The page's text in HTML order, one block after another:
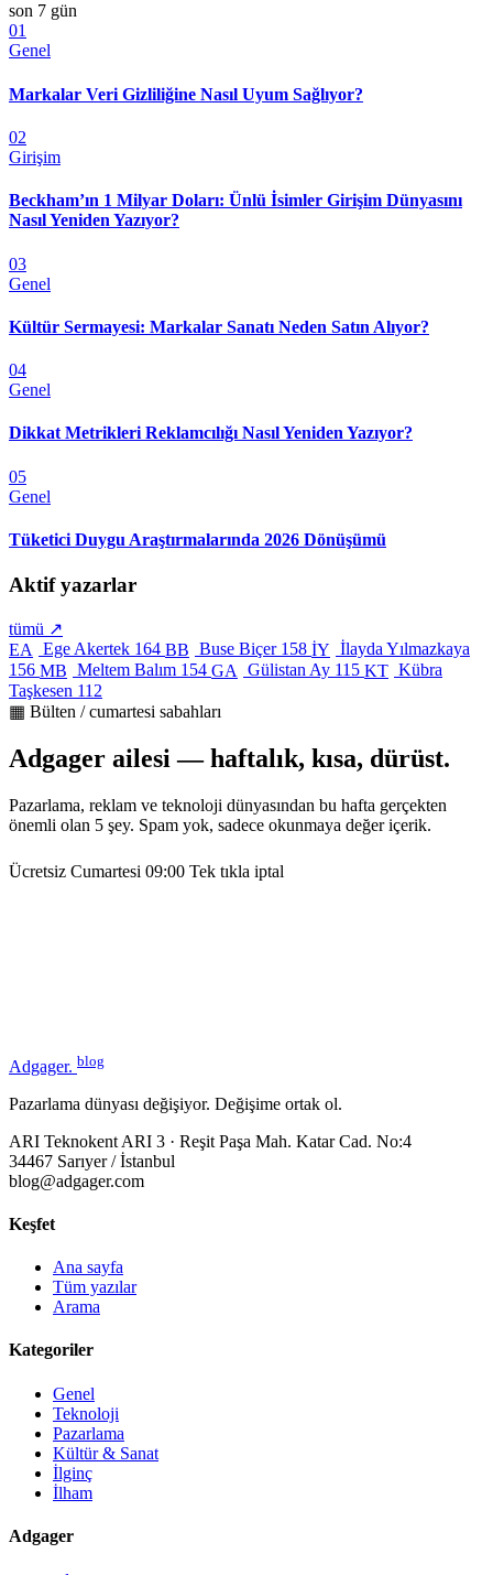
son 7 gün
01
Genel
Markalar Veri Gizliliğine Nasıl Uyum Sağlıyor?
02
Girişim
Beckham’ın 1 Milyar Doları: Ünlü İsimler Girişim Dünyasını
Nasıl Yeniden Yazıyor?
03
Genel
Kültür Sermayesi: Markalar Sanatı Neden Satın Alıyor?
04
Genel
Dikkat Metrikleri Reklamcılığı Nasıl Yeniden Yazıyor?
05
Genel
Tüketici Duygu Araştırmalarında 2026 Dönüşümü
Aktif yazarlar
tümü ↗
EA
Ege Akertek 164 BB Buse Biçer 158 İY İlayda Yılmazkaya
156 MB Meltem Balım 154 GA Gülistan Ay 115 KT Kübra
Taşkesen 112
▦ Bülten / cumartesi sabahları
Adgager ailesi — haftalık, kısa, dürüst.
Pazarlama, reklam ve teknoloji dünyasından bu hafta gerçekten
önemli olan 5 şey. Spam yok, sadece okunmaya değer içerik.
Ücretsiz Cumartesi 09:00 Tek tıkla iptal
Adgager. blog
Pazarlama dünyası değişiyor. Değişime ortak ol.
ARI Teknokent ARI 3 · Reşit Paşa Mah. Katar Cad. No:4
34467 Sarıyer / İstanbul
blog@adgager.com
Keşfet
Ana sayfa
Tüm yazılar
Arama
Kategoriler
Genel
Teknoloji
Pazarlama
Kültür & Sanat
İlginç
İlham
Adgager